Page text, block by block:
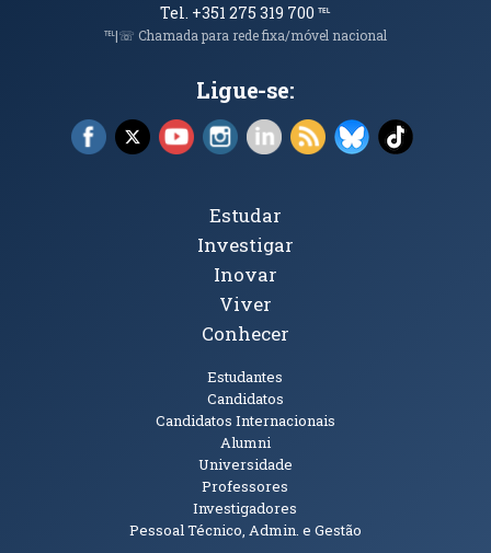
Tel. +351 275 319 700℡
℡|☏ Chamada para rede fixa/móvel nacional
Ligue-se:
Facebook (abre em nova janela)
X (abre em nova janela)
YouTube (abre em nova janela)
Instagram (abre em nova janela)
LinkedIn (abre em nova
RSS (abre em nova
Bluesky (abre
TikTok
Tópicos Principais
Estudar
Investigar
Inovar
Viver
Conhecer
Estudantes
Candidatos
Candidatos Internacionais
Alumni
Universidade
Professores
Investigadores
Pessoal Técnico, Admin. e Gestão